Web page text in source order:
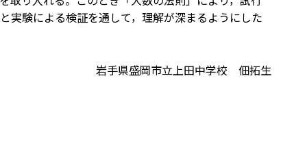
実験による検証を通して，理解が深まるようにした
岩手県盛岡市立上田中学校 佃拓生